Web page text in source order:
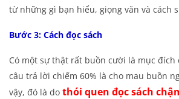
từ những gì bạn hiểu, giọng văn và cách
Bước 3: Cách đọc sách
Có một sự thật rất buồn cười là mục đích
câu trả lời chiếm 60% là cho mau buồn
vậy, đó là do thói quen đọc sách